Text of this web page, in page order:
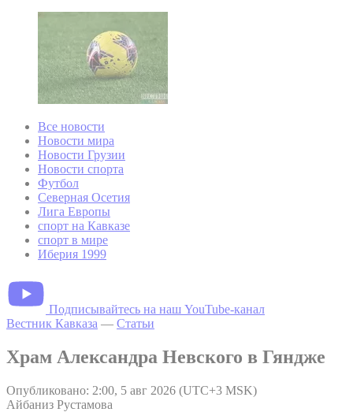
Все новости
Новости мира
Новости Грузии
Новости спорта
Футбол
Северная Осетия
Лига Европы
спорт на Кавказе
спорт в мире
Иберия 1999
Подписывайтесь на наш YouTube-канал
Вестник Кавказа — Статьи
Храм Александра Невского в Гяндже
Опубликовано: 2:00, 5 авг 2026 (UTC+3 MSK)
Айбаниз Рустамова